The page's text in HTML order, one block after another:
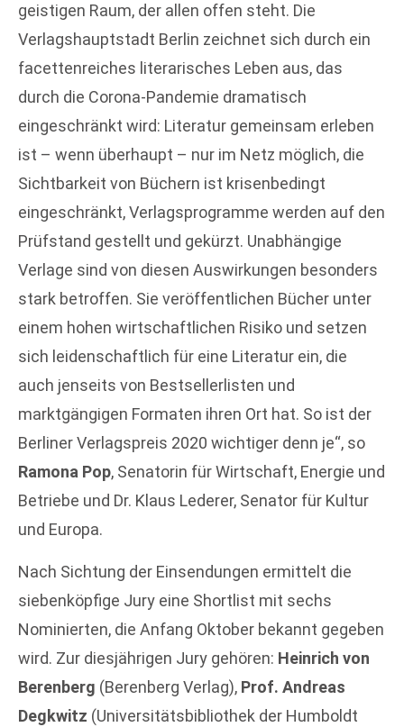
geistigen Raum, der allen offen steht. Die
Verlagshauptstadt Berlin zeichnet sich durch ein
facettenreiches literarisches Leben aus, das
durch die Corona-Pandemie dramatisch
eingeschränkt wird: Literatur gemeinsam erleben
ist – wenn überhaupt – nur im Netz möglich, die
Sichtbarkeit von Büchern ist krisenbedingt
eingeschränkt, Verlagsprogramme werden auf den
Prüfstand gestellt und gekürzt. Unabhängige
Verlage sind von diesen Auswirkungen besonders
stark betroffen. Sie veröffentlichen Bücher unter
einem hohen wirtschaftlichen Risiko und setzen
sich leidenschaftlich für eine Literatur ein, die
auch jenseits von Bestsellerlisten und
marktgängigen Formaten ihren Ort hat. So ist der
Berliner Verlagspreis 2020 wichtiger denn je“, so
Ramona Pop, Senatorin für Wirtschaft, Energie und
Betriebe und Dr. Klaus Lederer, Senator für Kultur
und Europa.
Nach Sichtung der Einsendungen ermittelt die
siebenköpfige Jury eine Shortlist mit sechs
Nominierten, die Anfang Oktober bekannt gegeben
wird. Zur diesjährigen Jury gehören: Heinrich von
Berenberg (Berenberg Verlag), Prof. Andreas
Degkwitz (Universitätsbibliothek der Humboldt